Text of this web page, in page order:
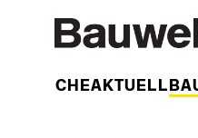
WOCHEAKTUELL